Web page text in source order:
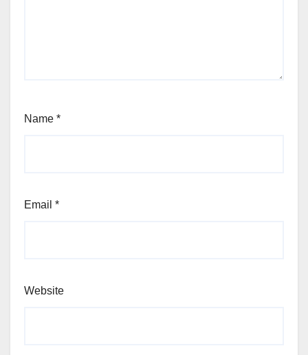
Name *
Email *
Website